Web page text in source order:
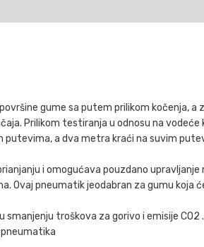
gume sa putem prilikom kočenja,
Prilikom testiranja u odnosu na
a dva metra kraći na suvim
i omogućava pouzdano
Ovaj pneumatik jeodabran za gumu koja
smanjenju troškova za gorivo i emisije
pneumatika